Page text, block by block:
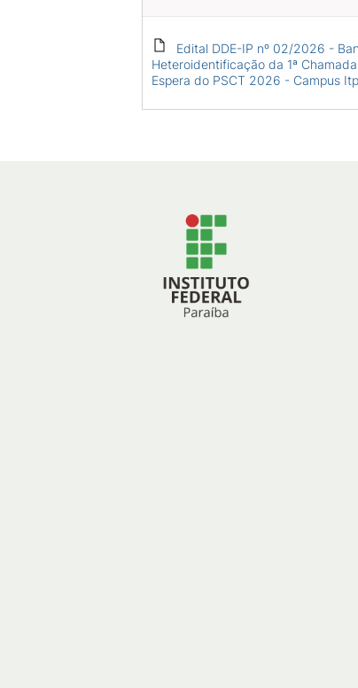
Edital DDE-IP nº 02/2026 -
Heteroidentificação da 1ª
Espera do PSCT 2026 - Campus